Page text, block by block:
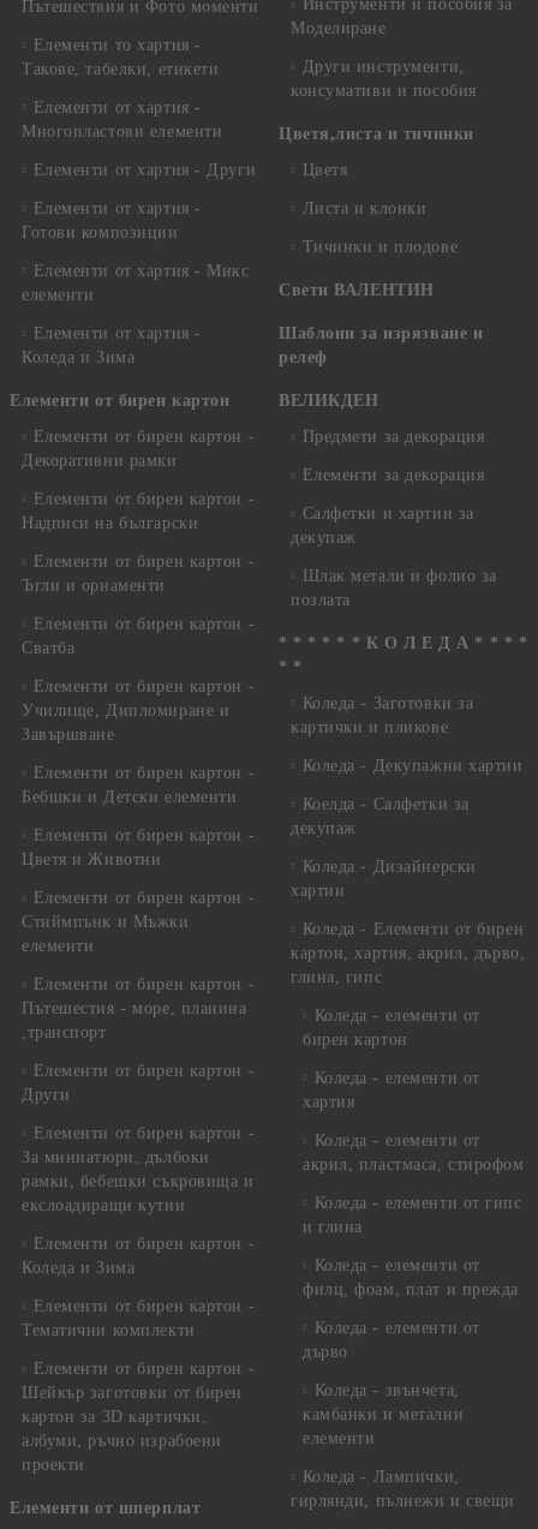
Пътешествия и Фото моменти
Елементи то хартия -
Такове, табелки, етикети
Елементи от хартия -
Многопластови елементи
Елементи от хартия - Други
Елементи от хартия -
Готови композиции
Елементи от хартия - Микс
елементи
Елементи от хартия -
Коледа и Зима
Елементи от бирен картон
Елементи от бирен картон -
Декоративни рамки
Елементи от бирен картон -
Надписи на български
Елементи от бирен картон -
Ъгли и орнаменти
Елементи от бирен картон -
Сватба
Елементи от бирен картон -
Училище, Дипломиране и
Завършване
Елементи от бирен картон -
Бебшки и Детски елементи
Елементи от бирен картон -
Цветя и Животни
Елементи от бирен картон -
Стиймпънк и Мъжки
елементи
Елементи от бирен картон -
Пътешестия - море, планина
,транспорт
Елементи от бирен картон -
Други
Елементи от бирен картон -
За миниатюри, дълбоки
рамки, бебешки съкровища и
екслоадиращи кутии
Елементи от бирен картон -
Коледа и Зима
Елементи от бирен картон -
Тематични комплекти
Елементи от бирен картон -
Шейкър заготовки от бирен
картон за 3D картички,
албуми, ръчно израбоени
проекти
Елементи от шперплат
Инструменти и пособия за
Моделиране
Други инструменти,
консумативи и пособия
Цветя,листа и тичинки
Цветя
Листа и клонки
Тичинки и плодове
Свети ВАЛЕНТИН
Шаблони за изрязване и
релеф
ВЕЛИКДЕН
Предмети за декорация
Елементи за декорация
Салфетки и хартии за
декупаж
Шлак метали и фолио за
позлата
* * * * * * К О Л Е Д А * * * *
* *
Коледа - Заготовки за
картички и пликове
Коледа - Декупажни хартии
Коелда - Салфетки за
декупаж
Коледа - Дизайнерски
хартии
Коледа - Eлементи от бирен
картон, хартия, акрил, дърво,
глина, гипс
Коледа - елементи от
бирен картон
Коледа - елементи от
хартия
Коледа - елементи от
акрил, пластмаса, стирофом
Коледа - елементи от гипс
и глина
Коледа - елементи от
филц, фоам, плат и прежда
Коледа - елементи от
дърво
Коледа - звънчета,
камбанки и метални
елементи
Коледа - Лампички,
гирлянди, пълнежи и свещи